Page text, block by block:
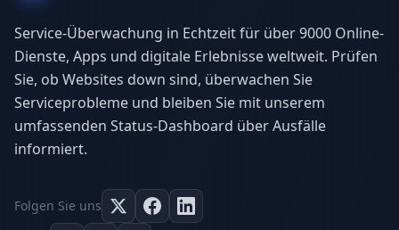
Service-Überwachung in Echtzeit für über 9000 Online-
Dienste, Apps und digitale Erlebnisse weltweit. Prüfen
Sie, ob Websites down sind, überwachen Sie
Serviceprobleme und bleiben Sie mit unserem
umfassenden Status-Dashboard über Ausfälle
informiert.
Folgen Sie uns